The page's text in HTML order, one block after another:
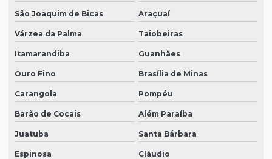
São Joaquim de Bicas Araçuaí
Várzea da Palma Taiobeiras
Itamarandiba Guanhães
Ouro Fino Brasília de Minas
Carangola Pompéu
Barão de Cocais Além Paraíba
Juatuba Santa Bárbara
Espinosa Cláudio